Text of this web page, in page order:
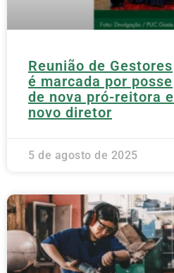
Reunião de Gestores
é marcada por posse
de nova pró-reitora e
novo diretor
5 de agosto de 2025